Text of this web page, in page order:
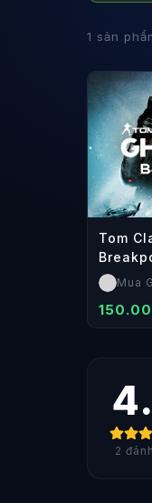
1 sản
Tom
hànhMua
2